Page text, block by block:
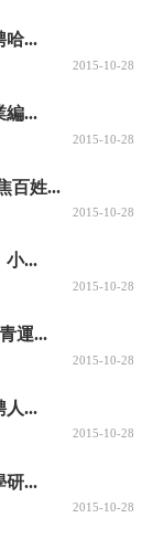
哈...
2015-10-28
編...
2015-10-28
百姓...
2015-10-28
小...
2015-10-28
運...
2015-10-28
人...
2015-10-28
研...
2015-10-28